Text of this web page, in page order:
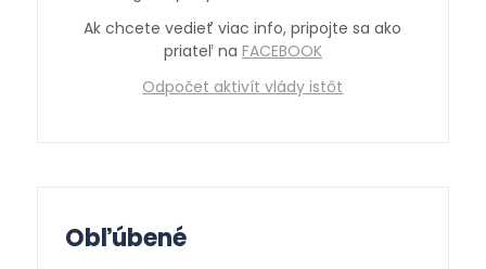
Ak chcete vedieť viac info, pripojte sa ako
priateľ na FACEBOOK
Odpočet aktivít vlády istôt
Obľúbené